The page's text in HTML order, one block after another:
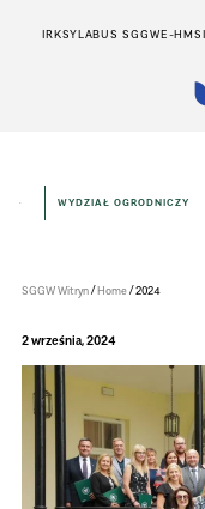
IRKSYLABUS SGGWE-HMS
WYDZIAŁ OGRODNICZY
SGGW Witryn/Home/2024
2 września, 2024